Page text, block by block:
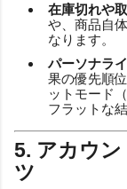
在庫切れや
や、商品自
なります。
パーソナラ
果の優先順
ットモード
フラットな
5. アカウ
ツ